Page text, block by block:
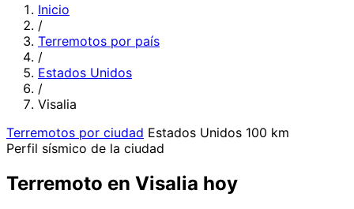
Inicio
/
Terremotos por país
/
Estados Unidos
/
Visalia
Terremotos por ciudad Estados Unidos 100 km
Perfil sísmico de la ciudad
Terremoto en Visalia hoy